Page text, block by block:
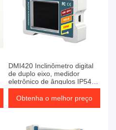
DMI420 Inclinômetro digital
de duplo eixo, medidor
eletrônico de ângulos IP54
anti-impacto
Obtenha o melhor preço